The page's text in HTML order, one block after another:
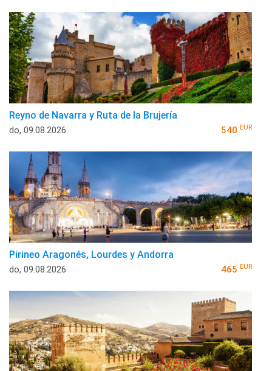
Reyno de Navarra y Ruta de la Brujería
do, 09.08.2026 540 EUR
Pirineo Aragonés, Lourdes y Andorra
do, 09.08.2026 465 EUR